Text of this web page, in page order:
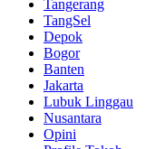
Tangerang
TangSel
Depok
Bogor
Banten
Jakarta
Lubuk Linggau
Nusantara
Opini